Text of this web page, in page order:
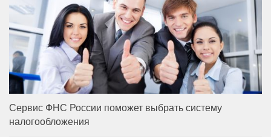
Сервис ФНС России поможет выбрать систему
налогообложения